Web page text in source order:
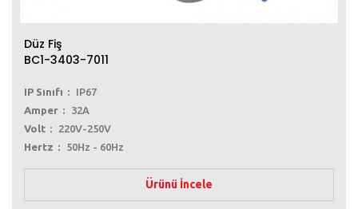
Düz Fiş
BC1-3403-7011
IP Sınıfı
IP67
Amper
32A
Volt
220V-250V
Hertz
50Hz - 60Hz
Ürünü İncele